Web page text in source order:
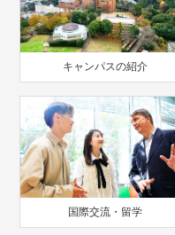
キャンパスの紹介
国際交流・留学